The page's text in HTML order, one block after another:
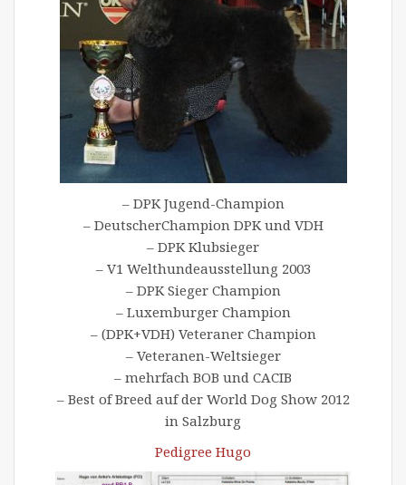
– DPK Jugend-Champion
– DeutscherChampion DPK und VDH
– DPK Klubsieger
– V1 Welthundeausstellung 2003
– DPK Sieger Champion
– Luxemburger Champion
– (DPK+VDH) Veteraner Champion
– Veteranen-Weltsieger
– mehrfach BOB und CACIB
– Best of Breed auf der World Dog Show 2012
in Salzburg
Pedigree Hugo